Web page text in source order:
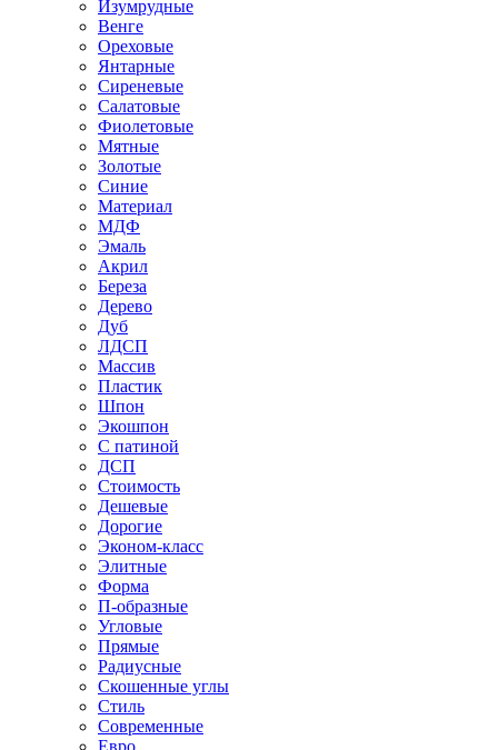
Изумрудные
Венге
Ореховые
Янтарные
Сиреневые
Салатовые
Фиолетовые
Мятные
Золотые
Синие
Материал
МДФ
Эмаль
Акрил
Береза
Дерево
Дуб
ЛДСП
Массив
Пластик
Шпон
Экошпон
С патиной
ДСП
Стоимость
Дешевые
Дорогие
Эконом-класс
Элитные
Форма
П-образные
Угловые
Прямые
Радиусные
Скошенные углы
Стиль
Современные
Евро